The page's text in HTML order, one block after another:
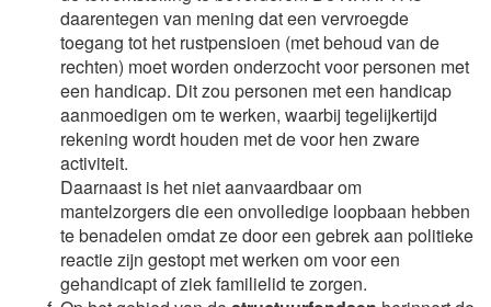
daarentegen van mening dat een vervroegde
toegang tot het rustpensioen (met behoud van de
rechten) moet worden onderzocht voor personen met
een handicap. Dit zou personen met een handicap
aanmoedigen om te werken, waarbij tegelijkertijd
rekening wordt houden met de voor hen zware
activiteit.
Daarnaast is het niet aanvaardbaar om
mantelzorgers die een onvolledige loopbaan hebben
te benadelen omdat ze door een gebrek aan politieke
reactie zijn gestopt met werken om voor een
gehandicapt of ziek familielid te zorgen.